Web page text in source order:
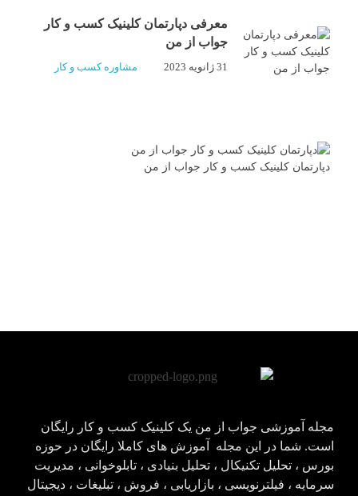
معرفی دپارتمان کلینیک کسب و کار
جواب از من
31 ژانویه 2023 مشاوره کسب و کار
دپارتمان کلینیک کسب و کار جواب از من
مجله آموزشی جواب از من یک کلینیک کسب و کار رایگان
است. شما در این مجله آموزش های کاملا رایگان در حوزه
بورس ، تحلیل تکنیکال ، تحلیل بنیادی ، تابلوخوانی ، مدیریت
سرمایه ، فیلترنویسی ، بازاریابی ، فروش ، تبلیغات ، دیجیتال